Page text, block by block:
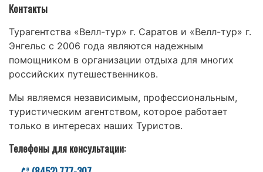
Контакты
Турагентства «Велл-тур» г. Саратов и «Велл-тур» г.
Энгельс с 2006 года являются надежным
помощником в организации отдыха для многих
российских путешественников.
Мы являемся независимым, профессиональным,
туристическим агентством, которое работает
только в интересах наших Туристов.
Телефоны для консультации: